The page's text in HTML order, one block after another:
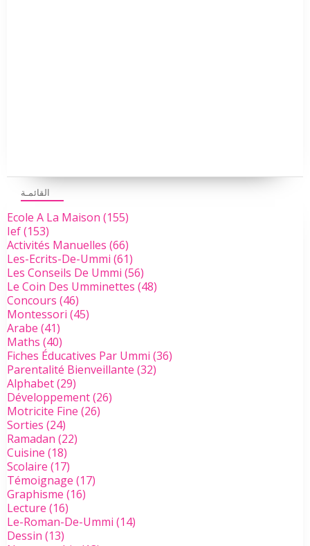
القائمـة
Ecole A La Maison (155)
Ief(153)
Activités Manuelles (66)
Les-Ecrits-De-Ummi (61)
Les Conseils De Ummi (56)
Le Coin Des Umminettes (48)
Concours (46)
Montessori (45)
Arabe (41)
Maths (40)
Fiches Éducatives Par Ummi (36)
Parentalité Bienveillante (32)
Alphabet(29)
Développement(26)
Motricite Fine (26)
Sorties (24)
Ramadan (22)
Cuisine (18)
Scolaire (17)
Témoignage (17)
Graphisme (16)
Lecture (16)
Le-Roman-De-Ummi (14)
Dessin (13)